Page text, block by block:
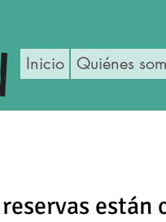
Inicio Quiénes
están